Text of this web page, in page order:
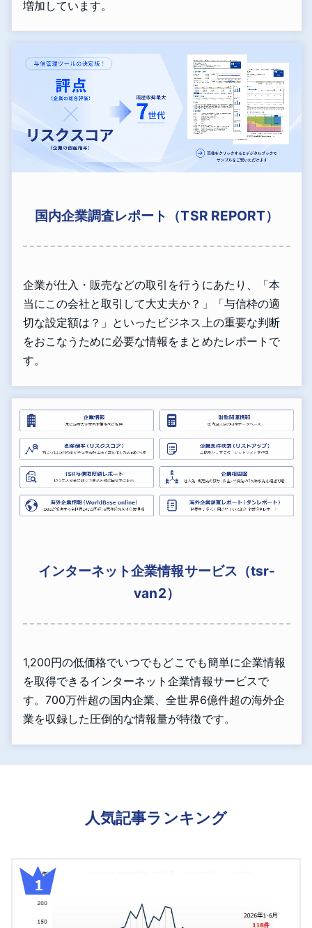
増加しています。
国内企業調査レポート（TSR REPORT）
企業が仕入・販売などの取引を行うにあたり、「本
当にこの会社と取引して大丈夫か？」「与信枠の適
切な設定額は？」といったビジネス上の重要な判断
をおこなうために必要な情報をまとめたレポートで
す。
インターネット企業情報サービス（tsr-
van2）
1,200円の低価格でいつでもどこでも簡単に企業情報
を取得できるインターネット企業情報サービスで
す。700万件超の国内企業、全世界6億件超の海外企
業を収録した圧倒的な情報量が特徴です。
人気記事ランキング